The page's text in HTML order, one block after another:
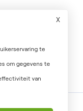
te
om gegevens te
van
X